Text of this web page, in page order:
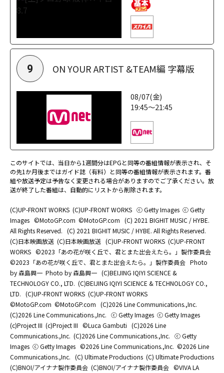
9 ON YOUR ARTIST &TEAM編 字幕版
08/07(金)
19:45～21:45
このサイトでは、当日から1週間分はEPGと同等の番組情報が表示され、そ
の先1か月後まではガイド誌（有料）と同等の番組情報が表示されます。番
組や放送予定は予告なく変更される場合がありますのでご了承ください。放
送が終了した番組は、自動的にリストから削除されます。
(C)UP-FRONT WORKS (C)UP-FRONT WORKS ⓒ Getty Images ⓒ Getty
Images ©MotoGP.com ©MotoGP.com (C) 2021 BIGHIT MUSIC / HYBE.
All Rights Reserved. (C) 2021 BIGHIT MUSIC / HYBE. All Rights Reserved.
(C)日本映画放送 (C)日本映画放送 (C)UP-FRONT WORKS (C)UP-FRONT
WORKS ©2023「あの花が咲く丘で、君とまた出会えたら。」製作委員会
©2023「あの花が咲く丘で、君とまた出会えたら。」製作委員会 Photo
by 森島興一 Photo by 森島興一 (C)BEIJING IQIYI SCIENCE &
TECHNOLOGY CO., LTD. (C)BEIJING IQIYI SCIENCE & TECHNOLOGY CO.,
LTD. (C)UP-FRONT WORKS (C)UP-FRONT WORKS
©MotoGP.com ©MotoGP.com (C)2026 Line Communications.,Inc.
(C)2026 Line Communications.,Inc. ⓒ Getty Images ⓒ Getty Images
(c)Project III (c)Project III ©Luca Gambuti (C)2026 Line
Communications.,Inc. (C)2026 Line Communications.,Inc. ⓒ Getty
Images ⓒ Getty Images ©2026 Line Communications.,Inc. ©2026 Line
Communications.,Inc. (C) Ultimate Productions (C) Ultimate Productions
(C)BNOI/アイナナ製作委員会 (C)BNOI/アイナナ製作委員会 ©️VIVA LA